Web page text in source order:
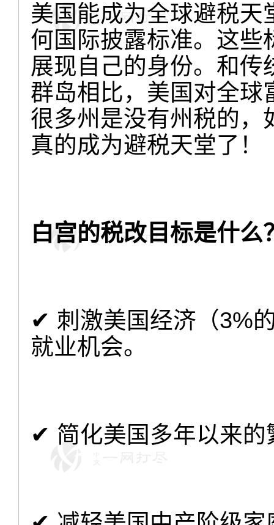
美国能成为全球避税
何国际披露标准。这些
展现自己的身份。和
群岛相比，美国对全球
很多州是没有州税的，
真的成为避税天堂了！
白宫的税改目标是什么
✔ 刺激美国经济（3%
就业机会。
✔ 简化美国多年以来的